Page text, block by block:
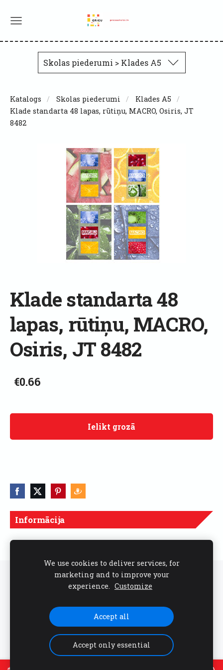
Skolas piederumi > Klades A5
Informācija
Cenas norādītas ar PVN
Katalogs Skolas piederumi
Klades A5
Klade standarta 48 lapas, rūtiņu, MACRO, Osiris, JT
8482
Klade standarta 48
lapas, rūtiņu, MACRO,
Osiris, JT 8482
€0.66
Ielikt grozā
Sīkdatnes
Seko mums sociālajos tīklos
We use cookies to deliver services, for
marketing and to improve your
experience. Customize
Accept all
Accept only essential